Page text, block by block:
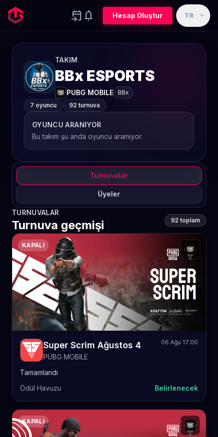
event_upcoming notifications Hesap Oluştur TR expand_more
TAKIM
BBx ESPORTS
PUBG MOBILE BBx
7 oyuncu
92 turnuva
OYUNCU ARANIYOR
Bu takım şu anda oyuncu aramıyor.
Turnuvalar
Üyeler
TURNUVALAR
Turnuva geçmişi 92 toplam
KAPALI
Super Scrim Ağustos 4
PUBG MOBILE
06 Ağu 17:00
Tamamlandı
Ödül Havuzu
Belirlenecek
KAPALI